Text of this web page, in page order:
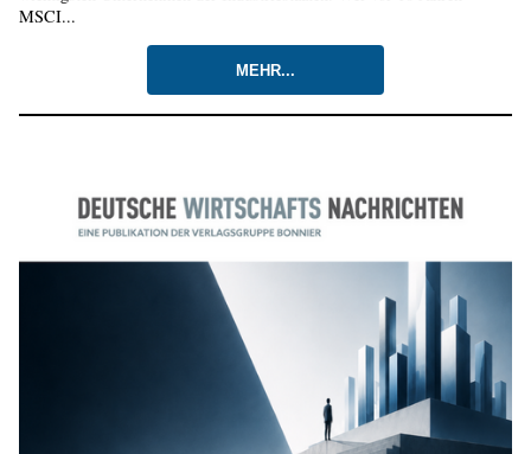
MSCI...
MEHR...